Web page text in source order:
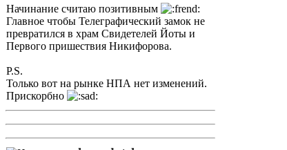
Начинание считаю позитивным
Главное чтобы Телеграфический замок не
превратился в храм Свидетелей Йоты и
Первого пришествия Никифорова.
P.S.
Только вот на рынке НПА нет изменений.
Прискорбно